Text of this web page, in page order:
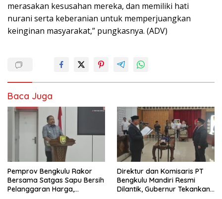
merasakan kesusahan mereka, dan memiliki hati
nurani serta keberanian untuk memperjuangkan
keinginan masyarakat,” pungkasnya. (ADV)
Baca Juga
Pemprov Bengkulu Rakor
Bersama Satgas Sapu Bersih
Pelanggaran Harga,
Direktur dan Komisaris PT
Bengkulu Mandiri Resmi
Dilantik, Gubernur Tekankan